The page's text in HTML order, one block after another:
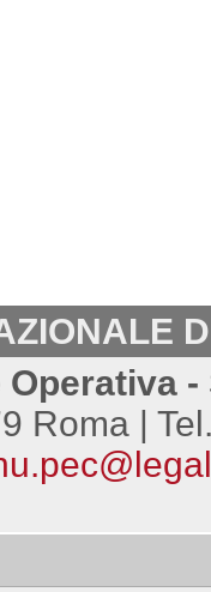
Operativa
Roma |